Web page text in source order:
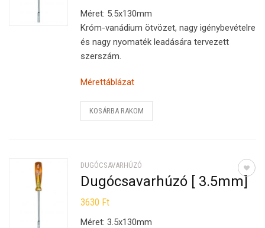
Méret: 5.5x130mm
Króm-vanádium ötvözet, nagy igénybevételre
és nagy nyomaték leadására tervezett
szerszám.
Mérettáblázat
KOSÁRBA RAKOM
DUGÓCSAVARHÚZÓ
Dugócsavarhúzó [ 3.5mm]
3630 Ft
Méret: 3.5x130mm